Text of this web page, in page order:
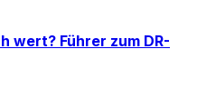
wert? Führer zum DR-